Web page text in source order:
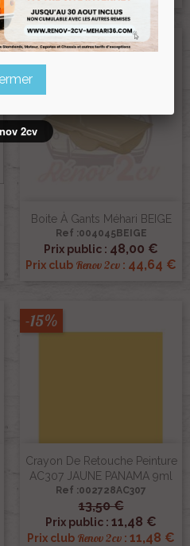
Boite À Gants Méhari BEIGE
Ref :004045BEIGE
Prix public : 48,00 €
Prix club Renov 2cv : 44,64 €
Crayon De Retouche Peinture
AC307 JAUNE PANAMA 9ml
Ref :002728AC307
13,50 €
Prix public : 11,48 €
Prix club Renov 2cv : 11,48 €
-15%
2cv